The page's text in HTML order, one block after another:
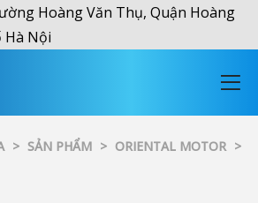
Hoàng Văn Thụ, Quận Hoàng
Hà Nội
> SẢN PHẨM > ORIENTAL MOTOR >